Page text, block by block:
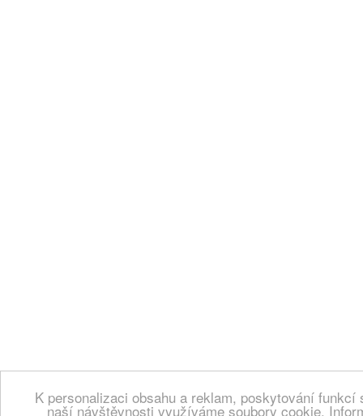
K personalizaci obsahu a reklam, poskytování
naší návštěvnosti využíváme soubory cookie.